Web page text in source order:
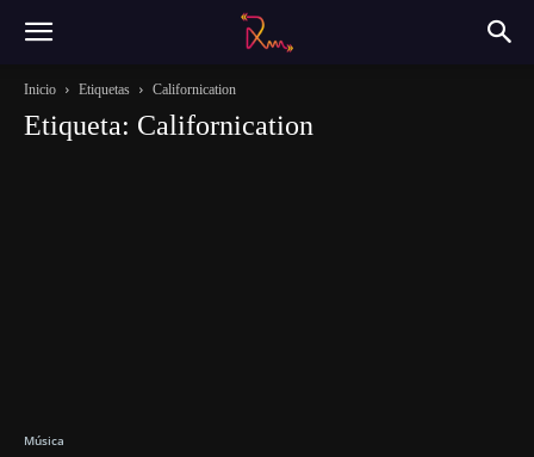
Inicio Etiquetas Californication
Etiqueta: Californication
Música